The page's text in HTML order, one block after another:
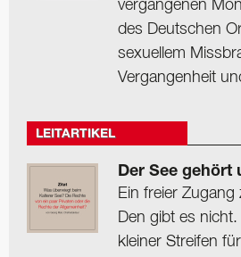
vergangenen
des Deutschen
sexuellem
Vergangenheit
LEITARTIKEL
Der See gehört
Ein freier Zugang
Den gibt es
kleiner Streifen